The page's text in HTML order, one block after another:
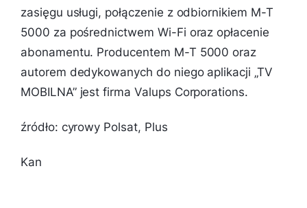
zasięgu usługi, połączenie z odbiornikiem M-T
5000 za pośrednictwem Wi-Fi oraz opłacenie
abonamentu. Producentem M-T 5000 oraz
autorem dedykowanych do niego aplikacji „TV
MOBILNA” jest firma Valups Corporations.
źródło: cyrowy Polsat, Plus
Kan